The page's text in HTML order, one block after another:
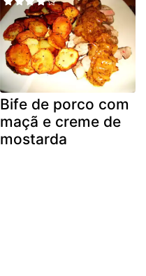
Bife de porco com
maçã e creme de
mostarda